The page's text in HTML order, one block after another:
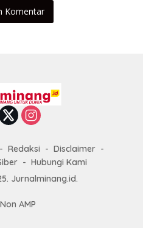
Komentar
Redaksi
Disclaimer
Hubungi Kami
Jurnalminang.id.
AMP